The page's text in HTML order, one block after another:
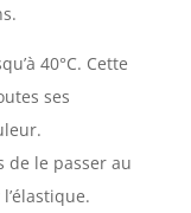
40°C. Cette
ses
de le passer au